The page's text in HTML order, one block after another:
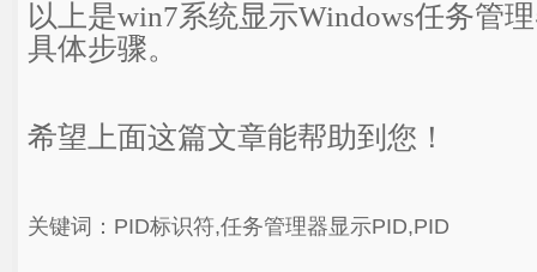
以上是win7系统显示Windows任务管
具体步骤。
希望上面这篇文章能帮助到您！
关键词：PID标识符,任务管理器显示PID,PID